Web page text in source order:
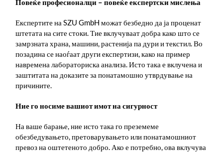
Повеќе професионалци – повеќе експертски мислења
Експертите на SZU GmbH можат безбедно да ја проценат
штетата на сите стоки. Тие вклучуваат добра како што се
замрзната храна, машини, растенија па дури и текстил. Во
позадина се наоѓаат други експертизи, како на пример
навремена лабораториска анализа. Исто така е вклучена и
заштитата на доказите за понатамошно утврдување на
причините.
Ние го носиме вашиот имот на сигурност
На ваше барање, ние исто така го преземеме
обезбедувањето, претоварувањето или понатамошниот
превоз на оштетеното добро. Ако е потребно, ова вклучува